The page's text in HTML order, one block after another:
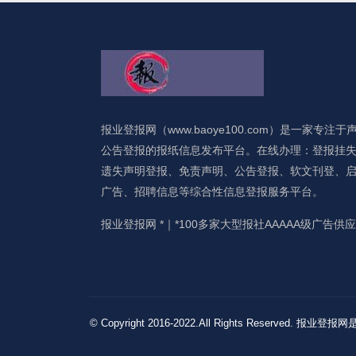
报业登报网（www.baoye100.com）是一家专注于
公告登报的报纸信息发布平台。在线办理：登报挂
遗失声明登报、免责声明、公告登报、软文刊登、
广告、招聘信息等综合性信息登报服务平台。
报业登报网 *｜*100多家大型报社AAAAA级广告供
© Copyright 2016-2022.All Rights Reserved. 报业登报网